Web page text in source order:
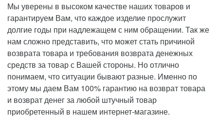
Мы уверены в высоком качестве наших товаров и
гарантируем Вам, что каждое изделие прослужит
долгие годы при надлежащем с ним обращении. Так же
нам сложно представить, что может стать причиной
возврата товара и требования возврата денежных
средств за товар с Вашей стороны. Но отлично
понимаем, что ситуации бывают разные. Именно по
этому мы даем Вам 100% гарантию на возврат товара
и возврат денег за любой штучный товар
приобретенный в нашем интернет-магазине.